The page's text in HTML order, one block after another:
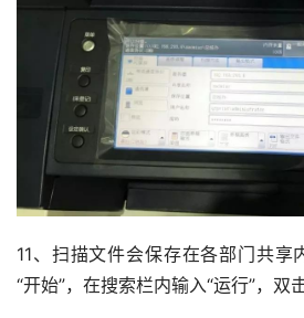
11、扫描文件会保存在各部门共享
“开始”，在搜索栏内输入“运行”，双